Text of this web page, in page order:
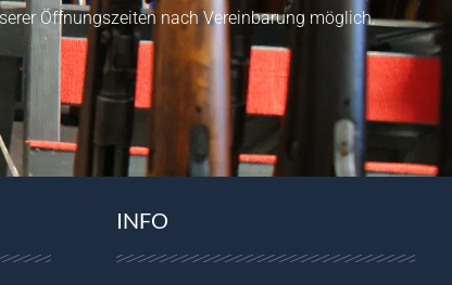
Öffnungszeiten nach Vereinbarung möglich.
INFO